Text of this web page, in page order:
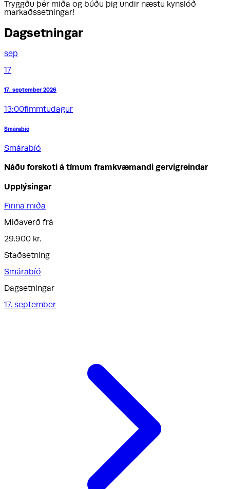
Tryggðu þér miða og búðu þig undir næstu kynslóð
markaðssetningar!
Dagsetningar
sep
17
17. september 2026
13:00fimmtudagur
Smárabíó
Smárabíó
Náðu forskoti á tímum framkvæmandi gervigreindar
Upplýsingar
Finna miða
Miðaverð frá
29.900 kr.
Staðsetning
Smárabíó
Dagsetningar
17. september